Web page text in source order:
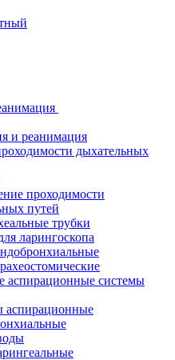
и реанимация
дыхательных
проходимости
путей
трубки
ларингоскопа
аспирационные системы
аспирационные